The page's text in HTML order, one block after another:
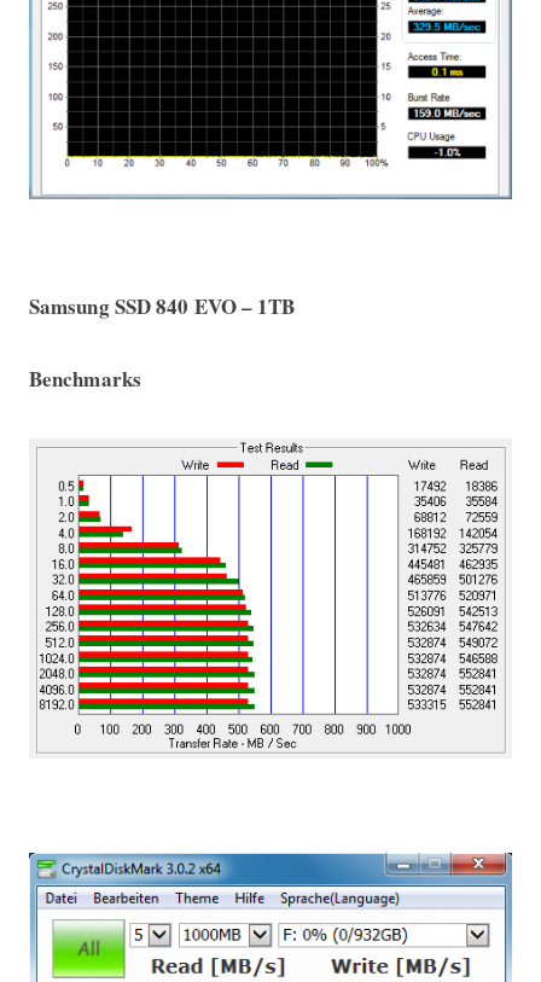
Samsung SSD 840 EVO – 1TB
Benchmarks